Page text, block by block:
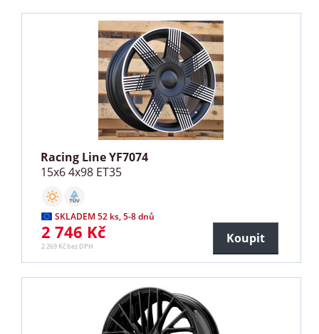
Racing Line YF7074
15x6 4x98 ET35
SKLADEM 52 ks, 5-8 dnů
2 746 Kč
2 269 Kč bez DPH
Koupit